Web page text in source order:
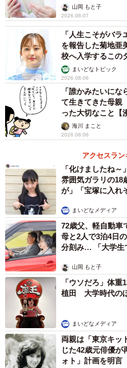
山岡 もと子
2026.08.07
「人生こそがバ
を報告した菊地
校へ入学するこの
まいどなトピック
2026.08.06
「誰かみたいに
て生きてきた母
った大切なこと【
海川 まこと
2026.08.06
アクセスラン
「化けましたね
雰囲気ガラリの
が」「宝塚に入れ
まいどなメディア
72歳父、軽自動
母と2人で3泊4日
分刻み… 「大学生
山岡 もと子
「ウソだろ」体
植田 大学時代の
まいどなメディア
両親は「東京キ
じた42歳元俳優が
ォト」計画を明